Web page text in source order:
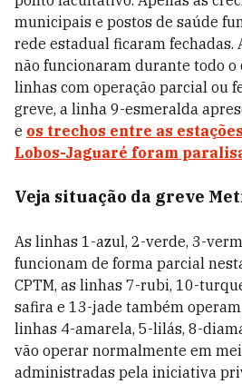
municipais e postos de saúde
rede estadual ficaram fechadas.
não funcionaram durante todo o
linhas com operação parcial ou
greve, a linha 9-esmeralda
e os trechos entre as
Lobos-Jaguaré foram
Veja situação da greve
As linhas 1-azul, 2-verde, 3-
funcionam de forma parcial
CPTM, as linhas 7-rubi, 10-
safira e 13-jade também
linhas 4-amarela, 5-lilás, 8-
vão operar normalmente em
administradas pela iniciativa